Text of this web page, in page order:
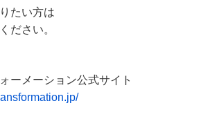
たい方は
ださい。
ーメーション公式サイト